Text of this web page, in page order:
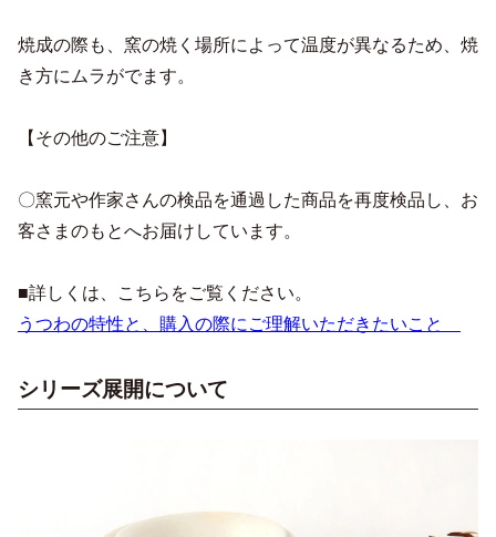
焼成の際も、窯の焼く場所によって温度が異なるため、焼
き方にムラがでます。
【その他のご注意】
〇窯元や作家さんの検品を通過した商品を再度検品し、お
客さまのもとへお届けしています。
■詳しくは、こちらをご覧ください。
うつわの特性と、購入の際にご理解いただきたいこと
シリーズ展開について